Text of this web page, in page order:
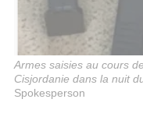
Armes saisies au cours
Cisjordanie dans la nuit
Spokesperson